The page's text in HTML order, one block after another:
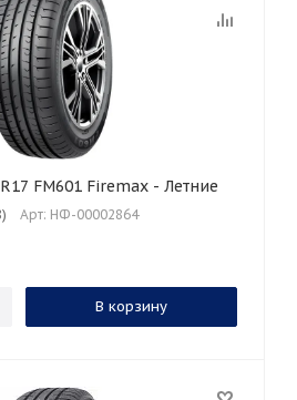
45 ZR17 FM601 Firemax - Летние
Арт: НФ-00002864
В корзину